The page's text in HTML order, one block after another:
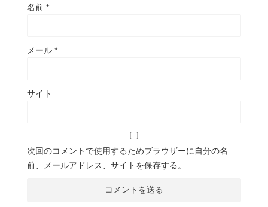
名前 *
メール *
サイト
次回のコメントで使用するためブラウザーに自分の名
前、メールアドレス、サイトを保存する。